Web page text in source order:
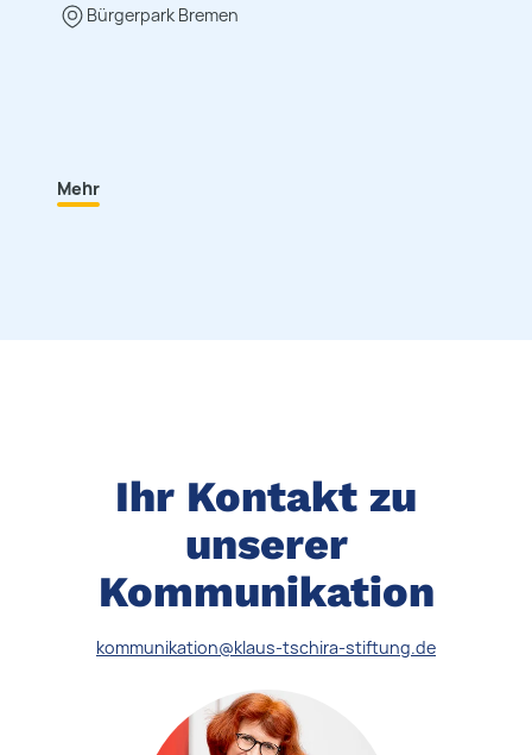
Bürgerpark Bremen
Mehr
Ihr Kontakt zu
unserer
Kommunikation
kommunikation@klaus-tschira-stiftung.de